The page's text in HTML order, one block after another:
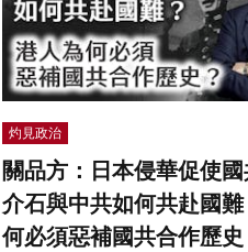
灼見政治
關品方：日本侵華促使
介石與中共如何共赴國
何必須惡補國共合作歷史